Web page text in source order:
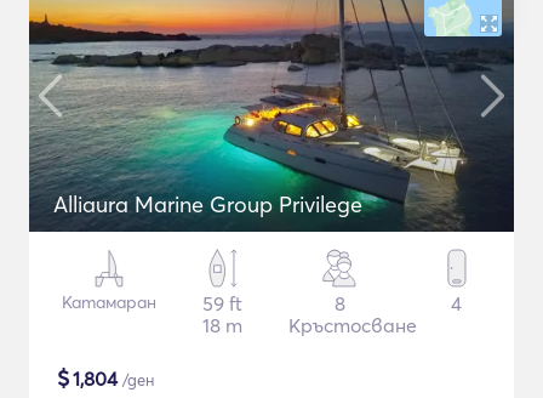
Alliaura Marine Group Privilege
Катамаран
59 ft
18 m
8
Кръстосване
4
$1,804/ден